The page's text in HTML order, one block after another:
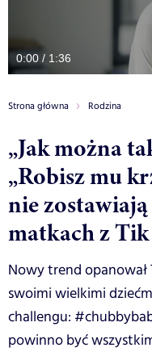
0:00 / 1:36
Strona główna Rodzina
„Jak można
„Robisz mu
nie
matkach z
Nowy trend opanował
swoimi wielkimi
challengu:
powinno być